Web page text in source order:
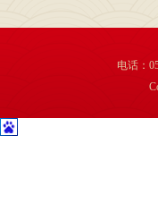
电话：